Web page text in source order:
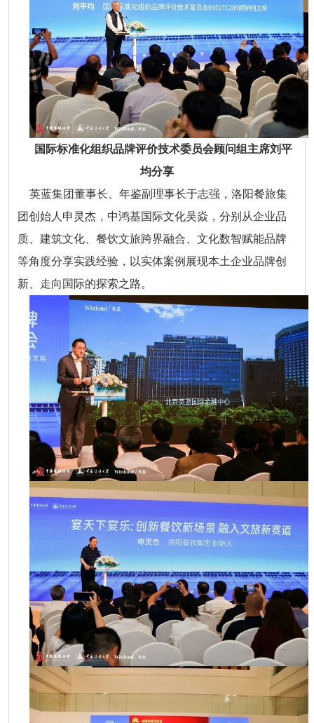
国际标准化组织品牌评价技术委员会顾问组主席刘平
均分享
英蓝集团董事长、年鉴副理事长于志强，洛阳餐旅集
团创始人申灵杰，中鸿基国际文化吴焱，分别从企业品
质、建筑文化、餐饮文旅跨界融合、文化数智赋能品牌
等角度分享实践经验，以实体案例展现本土企业品牌创
新、走向国际的探索之路。